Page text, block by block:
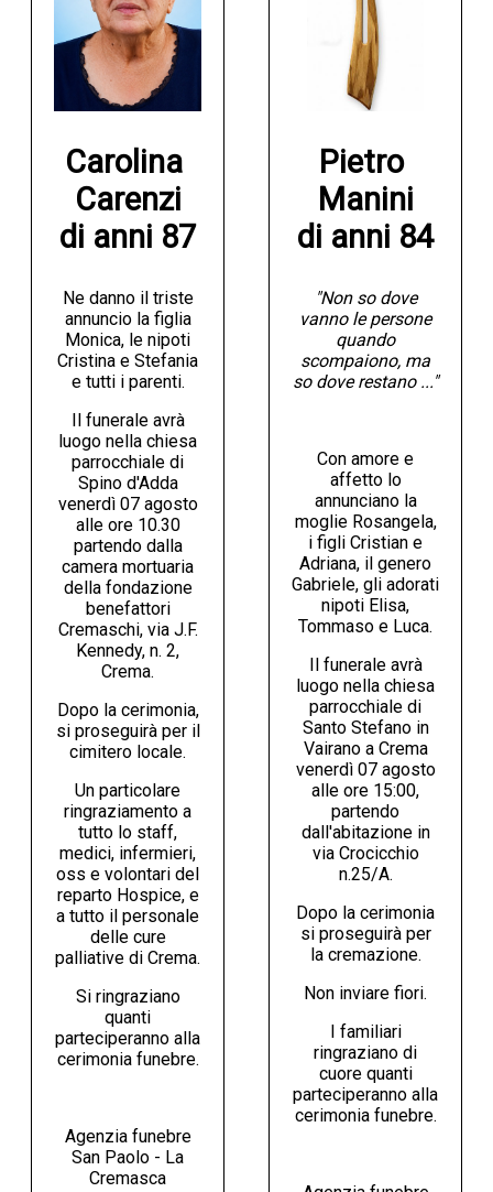
Carolina
Carenzi
di anni 87
Ne danno il triste
annuncio la figlia
Monica, le nipoti
Cristina e Stefania
e tutti i parenti.
Il funerale avrà
luogo nella chiesa
parrocchiale di
Spino d'Adda
venerdì 07 agosto
alle ore 10.30
partendo dalla
camera mortuaria
della fondazione
benefattori
Cremaschi, via J.F.
Kennedy, n. 2,
Crema.
Dopo la cerimonia,
si proseguirà per il
cimitero locale.
Un particolare
ringraziamento a
tutto lo staff,
medici, infermieri,
oss e volontari del
reparto Hospice, e
a tutto il personale
delle cure
palliative di Crema.
Si ringraziano
quanti
parteciperanno alla
cerimonia funebre.
Agenzia funebre
San Paolo - La
Cremasca
Pietro
Manini
di anni 84
"Non so dove
vanno le persone
quando
scompaiono, ma
so dove restano ..."
Con amore e
affetto lo
annunciano la
moglie Rosangela,
i figli Cristian e
Adriana, il genero
Gabriele, gli adorati
nipoti Elisa,
Tommaso e Luca.
Il funerale avrà
luogo nella chiesa
parrocchiale di
Santo Stefano in
Vairano a Crema
venerdì 07 agosto
alle ore 15:00,
partendo
dall'abitazione in
via Crocicchio
n.25/A.
Dopo la cerimonia
si proseguirà per
la cremazione.
Non inviare fiori.
I familiari
ringraziano di
cuore quanti
parteciperanno alla
cerimonia funebre.